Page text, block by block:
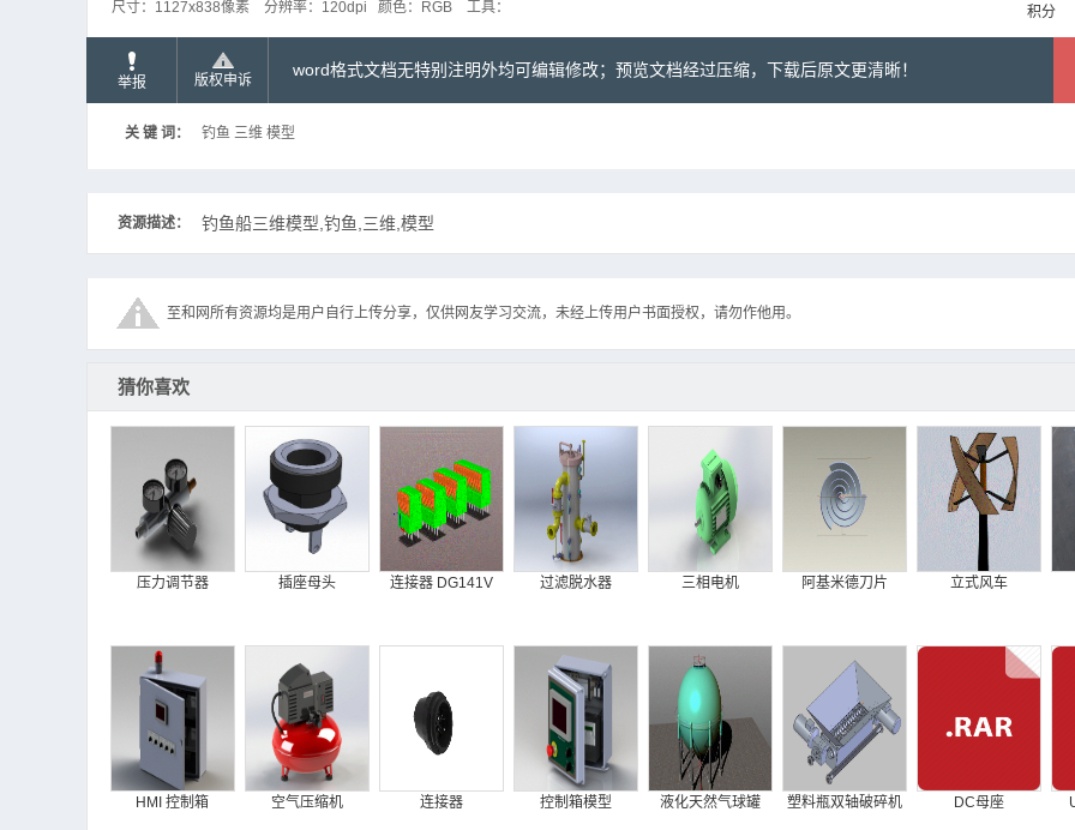
尺寸： 1127x838像素 分辨率： 120dpi 颜色： RGB 工具： 积分
举报 版权申诉
word格式文档无特别注明外均可编辑修改；预览文档经过压缩，下载后原文更清晰！
关 键 词： 钓鱼 三维 模型
资源描述： 钓鱼船三维模型,钓鱼,三维,模型
至和网所有资源均是用户自行上传分享，仅供网友学习交流，未经上传用户书面授权，请勿作他用。
猜你喜欢
压力调节器 插座母头 连接器 DG141V 过滤脱水器 三相电机 阿基米德刀片 立式风车
HMI 控制箱 空气压缩机 连接器 控制箱模型 液化天然气球罐 塑料瓶双轴破碎机 DC母座